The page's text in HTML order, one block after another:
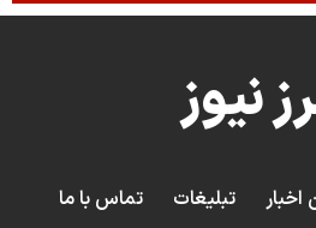
نیوز
اخبار تبلیغات تماس با ما